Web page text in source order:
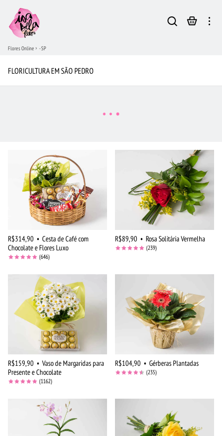
Flores Online - SP
FLORICULTURA EM SÃO PEDRO
R$314,90 • Cesta de Café com
Chocolate e Flores Luxo
(646)
R$89,90 • Rosa Solitária Vermelha
(239)
R$159,90 • Vaso de Margaridas para
Presente e Chocolate
(1162)
R$104,90 • Gérberas Plantadas
(235)